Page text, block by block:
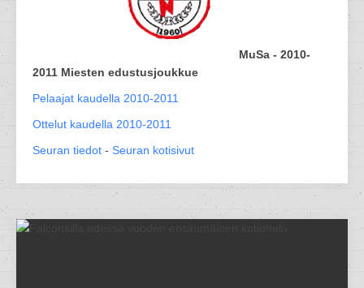
MuSa - 2010-
2011 Miesten edustusjoukkue
Pelaajat kaudella 2010-2011
Ottelut kaudella 2010-2011
Seuran tiedot - Seuran kotisivut